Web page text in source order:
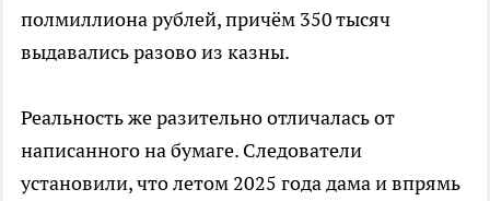
полмиллиона рублей, причём 350 тысяч
выдавались разово из казны.
Реальность же разительно отличалась от
написанного на бумаге. Следователи
установили, что летом 2025 года дама и впрямь